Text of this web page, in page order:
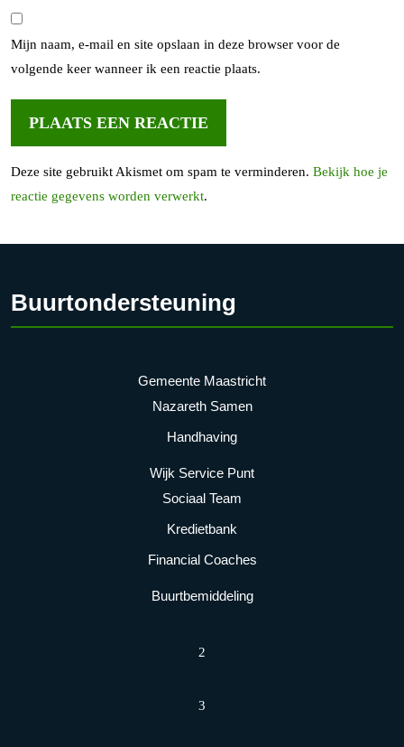
Mijn naam, e-mail en site opslaan in deze browser voor de
volgende keer wanneer ik een reactie plaats.
Deze site gebruikt Akismet om spam te verminderen. Bekijk hoe je
reactie gegevens worden verwerkt.
Buurtondersteuning
Gemeente Maastricht
Nazareth Samen
Handhaving
Wijk Service Punt
Sociaal Team
Kredietbank
Financial Coaches
Buurtbemiddeling
2
3